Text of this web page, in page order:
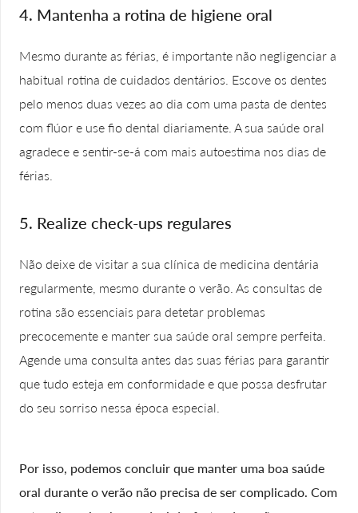
4. Mantenha a rotina de higiene oral
Mesmo durante as férias, é importante não negligenciar a
habitual rotina de cuidados dentários. Escove os dentes
pelo menos duas vezes ao dia com uma pasta de dentes
com flúor e use fio dental diariamente. A sua saúde oral
agradece e sentir-se-á com mais autoestima nos dias de
férias.
5. Realize check-ups regulares
Não deixe de visitar a sua clínica de medicina dentária
regularmente, mesmo durante o verão. As consultas de
rotina são essenciais para detetar problemas
precocemente e manter sua saúde oral sempre perfeita.
Agende uma consulta antes das suas férias para garantir
que tudo esteja em conformidade e que possa desfrutar
do seu sorriso nessa época especial.
Por isso, podemos concluir que manter uma boa saúde
oral durante o verão não precisa de ser complicado. Com